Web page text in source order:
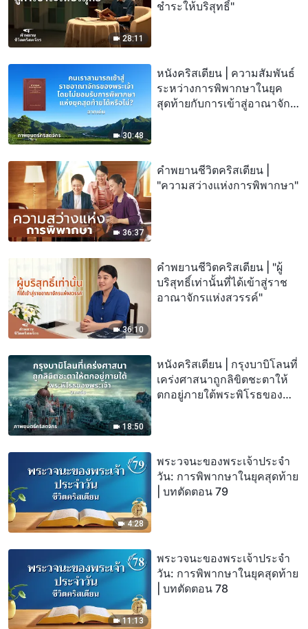
28:11
ชำระให้บริสุทธิ์"
30:48
หนังคริสเตียน | ความสัมพันธ์
ระหว่างการพิพากษาในยุค
สุดท้ายกับการเข้าสู่อาณาจัก
36:37
คำพยานชีวิตคริสเตียน |
"ความสว่างแห่งการพิพากษา"
36:10
คำพยานชีวิตคริสเตียน | "ผู้
บริสุทธิ์เท่านั้นที่ได้เข้าสู่ราช
อาณาจักรแห่งสวรรค์"
18:50
หนังคริสเตียน | กรุงบาบิโลนที่
เคร่งศาสนาถูกลิขิตชะตาให้
ตกอยู่ภายใต้พระพิโรธของ
4:28
พระวจนะของพระเจ้าประจำ
วัน: การพิพากษาในยุคสุดท้าย
| บทตัดตอน 79
11:13
พระวจนะของพระเจ้าประจำ
วัน: การพิพากษาในยุคสุดท้าย
| บทตัดตอน 78